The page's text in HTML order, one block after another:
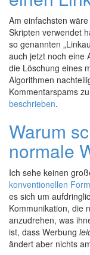
Am einfachsten
Skripten verwendet
so genannten
auch jetzt noch eine
die Löschung eines
Algorithmen
Kommentarspams
beschrieben.
Warum
normale
Ich sehe keinen
konventionellen
es sich um
Kommunikation, die
anzudrehen, was
ist, dass Werbung
ändert aber nichts